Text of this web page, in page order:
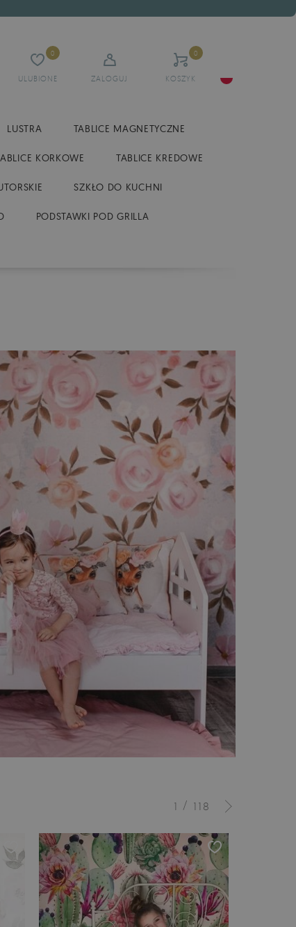
ULUBIONE
0
ZALOGUJ KOSZYK
0
LUSTRA TABLICE MAGNETYCZNE
KORKOWE TABLICE KREDOWE
SZKŁO DO KUCHNI
PODSTAWKI POD GRILLA
1 / 118